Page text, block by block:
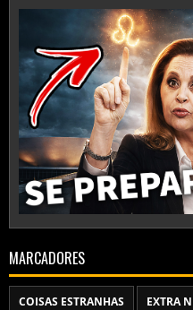
MARCADORES
COISAS ESTRANHAS EXTRA